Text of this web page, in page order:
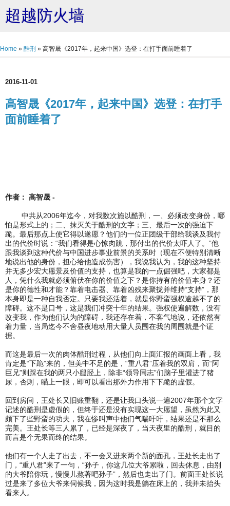
超越防火墙
Home » 酷刑 » 高智晟《2017年，起来中国》选登：在打手面前睡着了
2016-11-01
高智晟《2017年，起来中国》选登：在打手
面前睡着了
作者： 高智晟 -
中共从2006年迄今，对我数次施以酷刑，一、必须改变身份，哪
怕是形式上的；二、抹灭关于酷刑的文字；三、最后一次的强迫下
跪。最后那点上使它得以遂愿？他们的一位正团级干部给我谈及我付
出的代价时说：“我们看得是心惊肉跳，那付出的代价太吓人了。”他
跟我谈到这种代价与中国进步事业前景的关系时（现在不便特别清晰
地说出他的身份，担心给他造成伤害），我说我认为，我的这种坚持
并无多少宏大愿景及价值的支持，也算是我的一点倔强吧，大家都是
人，凭什么我就必须俯伏在你的价值之下？是你持有的价值本身？还
是你的德性和才能？靠着电击器、靠着凶残来聚拢并维持“支持”，那
本身即是一种自我否定。只要我还活着，就是你野蛮强权逾越不了的
障碍。这不是口号，这是我们冲突十年的结果。强权使遍解数，没有
改变我，作为他们认为的障碍，我还存在着，不客气地说，还依然有
着力量，当局迄今不舍昼夜地动用大量人员围在我的周围就是个证
据。
而这是最后一次的肉体酷刑过程，从他们向上面汇报的画面上看，我
肯定是“下跪”来的，但美中不足的是，“重八君”压着我的双肩，而“阿
巨兄”则踩在我的两只小腿胫上，除非“领导同志”们脑子里灌进了猪
尿，否则，瞄上一眼，即可以看出那外力作用下下跪的虚假。
回到房间，王处长又旧账重翻，还是让我口头说一遍2007年那个文字
记述的酷刑是虚假的，但终于还是没有实现这一大愿望，虽然为此又
颇下了些野蛮的功夫，我在惨叫声中他们气喘吁吁，结果还是不那么
完美。王处长等三人累了，已经是深夜了，当天夜里的酷刑，就目的
而言是个无果而终的结果。
他们有一个人走了出去，不一会又进来两个新的面孔，王处长走出了
门，“重八君”来了一句，“孙子，你这几位大爷累啦，回去休息，由别
的大爷陪你玩，慢慢儿熬著吧孙子”，然后也走出了门。前面王处长说
过是来了多位大爷来伺候我，因为这时我是躺在床上的，我并未抬头
看来人。